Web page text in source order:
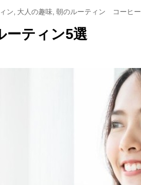
ン, 大人の趣味, 朝のルーティン コーヒー
ーティン5選